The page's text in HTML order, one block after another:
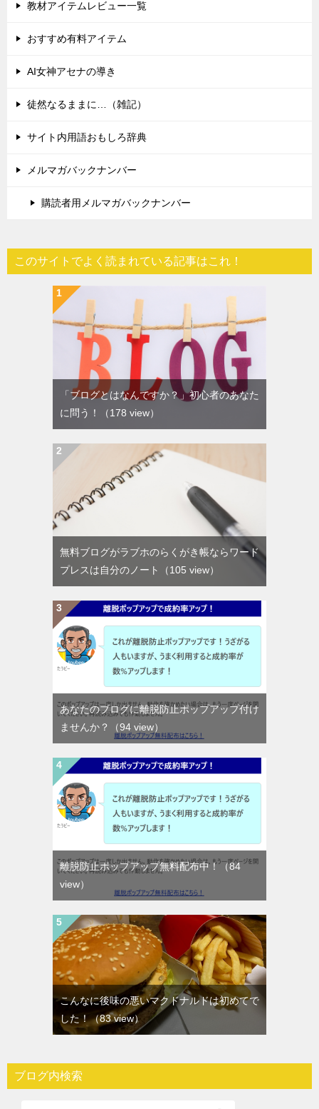
教材アイテムレビュー一覧
おすすめ有料アイテム
AI女神アセナの導き
徒然なるままに…（雑記）
サイト内用語おもしろ辞典
メルマガバックナンバー
購読者用メルマガバックナンバー
このサイトでよく読まれている記事はこれ！
「ブログとはなんですか？」初心者のあなた
に問う！
（178 view）
無料ブログがラブホのらくがき帳ならワード
プレスは自分のノート
（105 view）
あなたのブログに離脱防止ポップアップ付け
ませんか？
（94 view）
離脱防止ポップアップ無料配布中！（84
view）
こんなに後味の悪いマクドナルドは初めてで
した！（83 view）
ブログ内検索